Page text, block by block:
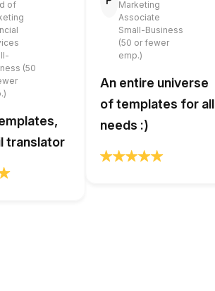
of
(50
translator
Marketing
Associate
Small-Business
(50 or fewer
emp.)
An entire universe
of templates for all
needs :)